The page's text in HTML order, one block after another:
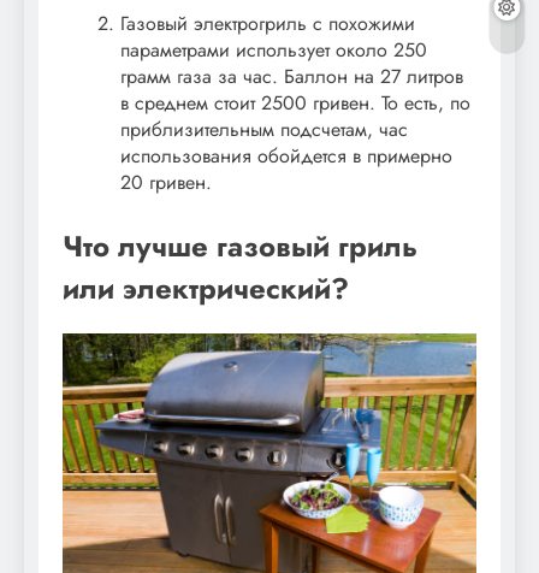
Газовый электрогриль с похожими
параметрами использует около 250
грамм газа за час. Баллон на 27 литров
в среднем стоит 2500 гривен. То есть, по
приблизительным подсчетам, час
использования обойдется в примерно
20 гривен.
Что лучше газовый гриль
или электрический?